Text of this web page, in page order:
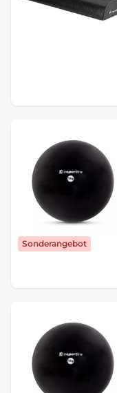
Sonderangebot